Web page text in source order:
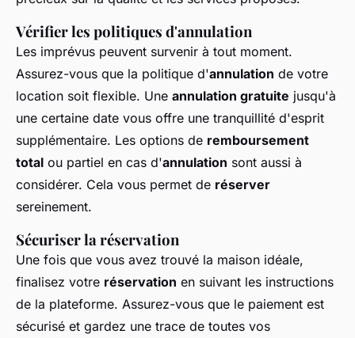
Vérifier les politiques d'annulation
Les imprévus peuvent survenir à tout moment.
Assurez-vous que la politique d'annulation de votre
location soit flexible. Une annulation gratuite jusqu'à
une certaine date vous offre une tranquillité d'esprit
supplémentaire. Les options de remboursement
total ou partiel en cas d'annulation sont aussi à
considérer. Cela vous permet de réserver
sereinement.
Sécuriser la réservation
Une fois que vous avez trouvé la maison idéale,
finalisez votre réservation en suivant les instructions
de la plateforme. Assurez-vous que le paiement est
sécurisé et gardez une trace de toutes vos